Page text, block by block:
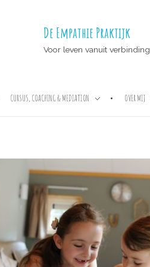
De Empathie Praktijk
Voor leven vanuit verbinding
CURSUS, COACHING & MEDIATION OVER MIJ